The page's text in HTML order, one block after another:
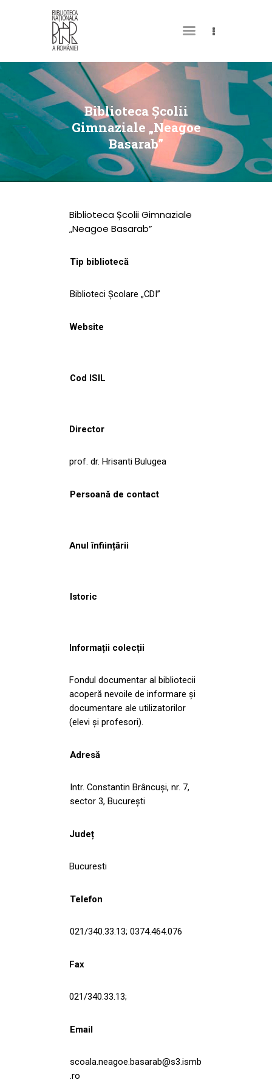
Biblioteca Școlii
Gimnaziale „Neagoe
Basarab”
DESPRE NOI
PERMISUL MEU DE
BIBLIOTECĂ
CATALOAGE ȘI
COLECȚII
BIBLIOTECA DIGITALĂ
EVENIMENTE
CULTURALE
NOUTĂȚI
Biblioteca Școlii Gimnaziale
„Neagoe Basarab”
Tip bibliotecă
Biblioteci Școlare „CDI”
Website
Cod ISIL
Director
prof. dr. Hrisanti Bulugea
Persoană de contact
Anul înființării
Istoric
Informații colecții
Fondul documentar al bibliotecii
acoperă nevoile de informare și
documentare ale utilizatorilor
(elevi și profesori).
Adresă
Intr. Constantin Brâncuși, nr. 7,
sector 3, București
Județ
Bucuresti
Telefon
021/340.33.13; 0374.464.076
Fax
021/340.33.13;
Email
scoala.neagoe.basarab@s3.ismb
.ro